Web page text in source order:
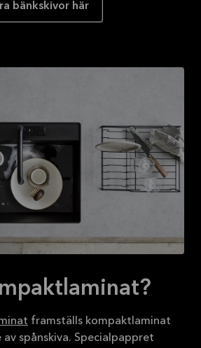
bänkskivor här
framställs kompaktlaminat
spånskiva. Specialpappret